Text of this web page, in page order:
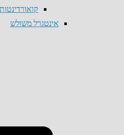
אינטגרל משולש